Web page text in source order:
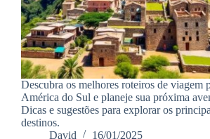
Descubra os melhores roteiros de viagem
América do Sul e planeje sua próxima
Dicas e sugestões para explorar os
destinos.
David
16/01/2025